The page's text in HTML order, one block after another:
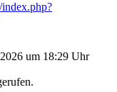
um 18:29 Uhr